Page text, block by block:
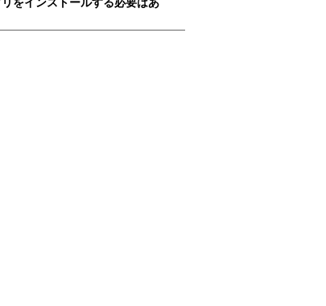
をインストールする必要はあ